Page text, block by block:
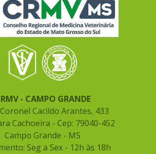
- CAMPO GRANDE
Cacildo Arantes, 433
Cachoeira - Cep: 79040-452
Campo Grande - MS
Seg a Sex - 12h às 18h